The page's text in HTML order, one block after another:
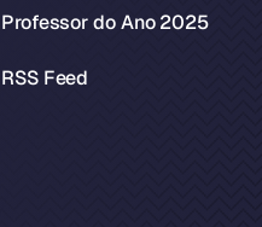
Professor do Ano 2025
RSS Feed